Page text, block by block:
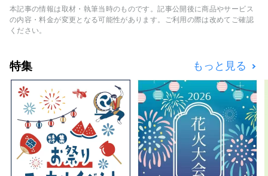
ットを取り扱っています。 チケットはWEBサ
イトやコンビニエンスストアのローソンでお手
チケットが買えるの？ ∟【A】日本で開催さ
れるライブコンサートや音楽フェス、歌舞伎・
能や2.5次元ミュージカルをはじめとした演
劇、相撲、野球、バレーボール、フィギュアス
ケートなどのスポーツ観戦、アニメイベントや
美術展、テーマパークなどレジャー施設の入場
券、映画、オーケストラコンサートやバレエ・
舞踊などあらゆるエンターテインメントのチケ
ットを取り扱っております。 【Q】チケット
はどこで買えるの？ ∟【A】ローソンチケッ
本記事の情報は取材・執筆当時のものです。記事公開後に商品やサービス
の内容・料金が変更となる可能性があります。ご利用の際は改めてご確認
ください。
特集 もっと見る